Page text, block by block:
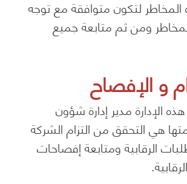
لتكون متوافقة مع توجه
ومن ثم متابعة جميع
و الإفصاح
الإدارة مدير إدارة شؤون
هي التحقق من التزام الشركة
الرقابية ومتابعة إفصاحات